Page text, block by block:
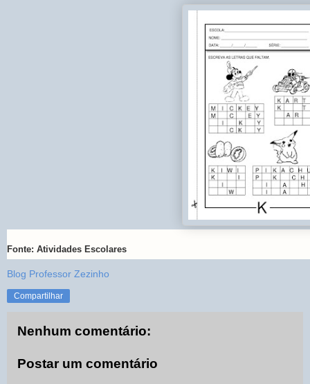
Fonte: Atividades Escolares
Blog Professor Zezinho
Compartilhar
Nenhum comentário:
Postar um comentário